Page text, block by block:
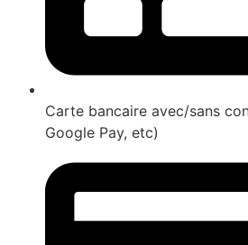
Carte bancaire avec/sans
Google Pay, etc)